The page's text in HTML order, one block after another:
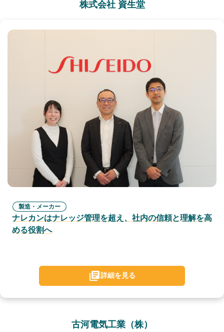
株式会社 資生堂
製造・メーカー
ナレカンはナレッジ管理を超え、社内の信頼と理解を高
める役割へ
詳細を見る
古河電気工業（株）